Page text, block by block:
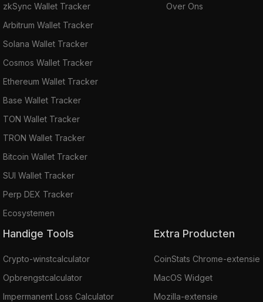
zkSync Wallet Tracker
Arbitrum Wallet Tracker
Solana Wallet Tracker
Cosmos Wallet Tracker
Ethereum Wallet Tracker
Base Wallet Tracker
TON Wallet Tracker
TRON Wallet Tracker
Bitcoin Wallet Tracker
SUI Wallet Tracker
Perp DEX Tracker
Ecosystemen
Over Ons
Handige Tools
Crypto-winstcalculator
Opbrengstcalculator
Impermanent Loss Calculator
Extra Producten
CoinStats Chrome-extensie
MacOS Widget
Mozilla-extensie